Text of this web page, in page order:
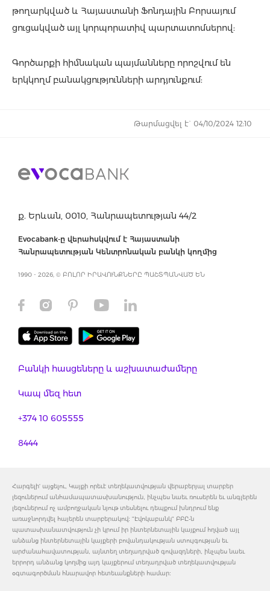
թողարկված և Հայաստանի Ֆոնդային Բորսայում
ցուցակված այլ կորպորատիվ պարտատոմսերով:
Գործարքի հիմնական պայմանները որոշվում են
երկկողմ բանակցությունների արդյունքում:
Թարմացվել է` 04/10/2024 12:10
ք. Երևան, 0010, Հանրապետության 44/2
Evocabank-ը վերահսկվում է Հայաստանի
Հանրապետության Կենտրոնական բանկի կողմից
1990 - 2026, © ԲՈԼՈՐ ԻՐԱՎՈՒՆՔՆԵՐԸ ՊԱՇՏՊԱՆՎԱԾ ԵՆ
Բանկի հասցեները և աշխատաժամերը
Կապ մեզ հետ
+374 10 605555
8444
Հարգելի' այցելու, Կայքի որեւէ տեղեկատվության վերաբերյալ տարբեր
լեզուներում անհամապատասխանություն, ինչպես նաեւ ռուսերեն եւ անգլերեն
լեզուներում ոչ ամբողջական նյութ տեսնելու դեպքում խնդրում ենք
առաջնորդվել հայերեն տարբերակով: "Էվոկաբանկ" ԲԲԸ-ն
պատասխանատվություն չի կրում իր ինտերնետային կայքում հղված այլ
անձանց ինտերնետային կայքերի բովանդակության ստույգության եւ
արժանահավատության, այնտեղ տեղադրված գովազդների, ինչպես նաեւ
երրորդ անձանց կողմից այդ կայքերում տեղադրված տեղեկատվության
օգտագործման հնարավոր հետեւանքների համար: